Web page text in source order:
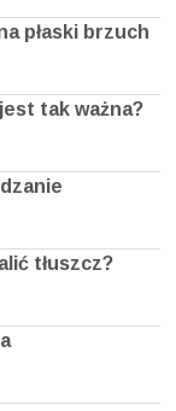
płaski brzuch
tak ważna?
tłuszcz?